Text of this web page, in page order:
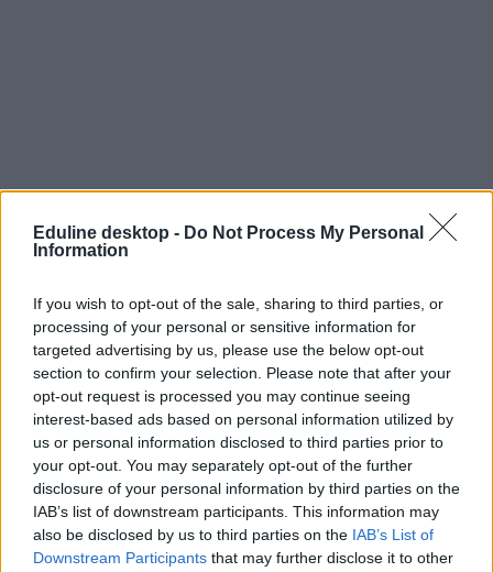
Eduline desktop - Do Not Process My Personal
Information
If you wish to opt-out of the sale, sharing to third parties, or
processing of your personal or sensitive information for
targeted advertising by us, please use the below opt-out
section to confirm your selection. Please note that after your
opt-out request is processed you may continue seeing
interest-based ads based on personal information utilized by
us or personal information disclosed to third parties prior to
your opt-out. You may separately opt-out of the further
disclosure of your personal information by third parties on the
IAB’s list of downstream participants. This information may
also be disclosed by us to third parties on the IAB’s List of
Downstream Participants that may further disclose it to other
játék
verseny
legó
kötelező irodalom
campus life
Nyíregyházi Egyetem
LEGO Education Innovation Studio